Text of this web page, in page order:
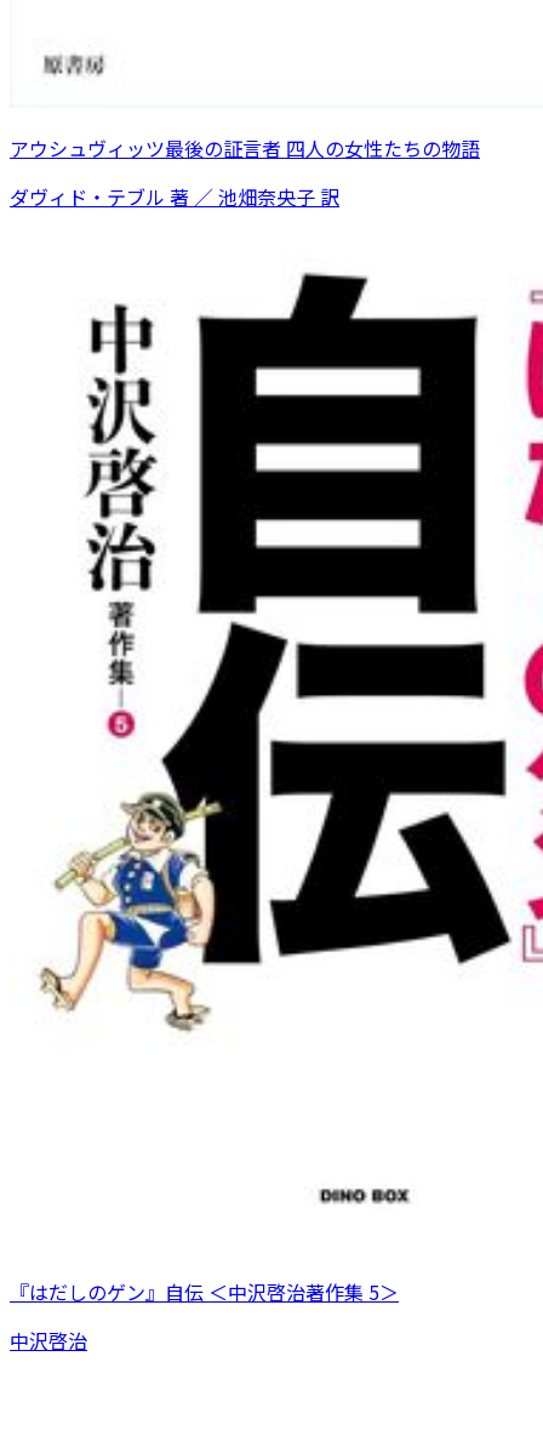
アウシュヴィッツ最後の証言者 四人の女性たちの物語
ダヴィド・テブル 著 ／ 池畑奈央子 訳
『はだしのゲン』自伝 ＜中沢啓治著作集 5＞
中沢啓治